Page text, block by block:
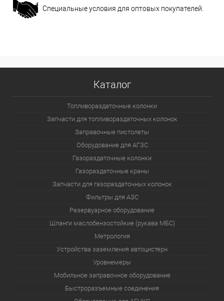
Специальные условия для оптовых покупателей.
Каталог
Топливораздаточные колонки
Запчасти для топливораздаточных колонок
Заправочные пистолеты
Оборудование для АГЗС
Газораздаточные колонки
Газораздаточные краны
Запчасти для газораздаточных колонок
Фильтры для АЗС
Резервуарное оборудование
Шланги маслобензостойкие (рукава МБС)
Метрология
Устройства заземления автоцистерн
Уровнемеры
Мобильное заправочное оборудование
Быстроразъемные соединения